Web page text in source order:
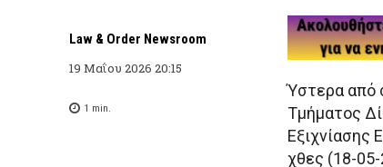
Law & Order Newsroom
19 Μαΐου 2026 20:15
1 min.
Ύστερα από
Τμήματος
Εξιχνίασης
χθες (18-